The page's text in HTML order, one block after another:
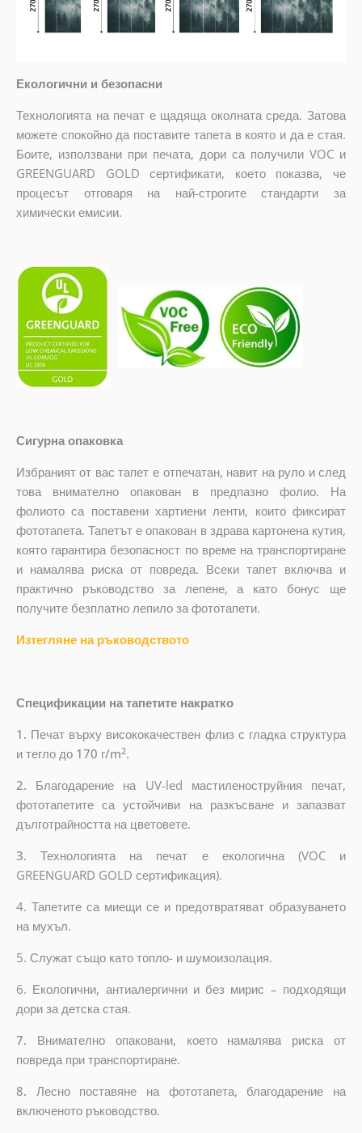
Екологични и безопасни
Технологията на печат е щадяща околната среда. Затова
можете спокойно да поставите тапета в която и да е стая.
Боите, използвани при печата, дори са получили VOC и
GREENGUARD GOLD сертификати, което показва, че
процесът отговаря на най-строгите стандарти за
химически емисии.
Сигурна опаковка
Избраният от вас тапет е отпечатан, навит на руло и след
това внимателно опакован в предпазно фолио. На
фолиото са поставени хартиени ленти, които фиксират
фототапета. Тапетът е опакован в здрава картонена кутия,
която гарантира безопасност по време на транспортиране
и намалява риска от повреда. Всеки тапет включва и
практично ръководство за лепене, а като бонус ще
получите безплатно лепило за фототапети.
Изтегляне на ръководството
Спецификации на тапетите накратко
1. Печат върху висококачествен флиз с гладка структура
и тегло до170 г/m2.
2. Благодарение на UV-led мастиленоструйния печат,
фототапетите са устойчиви на разкъсване и запазват
дълготрайността на цветовете.
3.Технологията на печат е екологична (VOC и
GREENGUARD GOLD сертификация).
4. Тапетите са миещи се и предотвратяват образуването
на мухъл.
5. Служат също като топло- и шумоизолация.
6. Екологични, антиалергични и без мирис – подходящи
дори за детска стая.
7. Внимателно опаковани, което намалява риска от
повреда при транспортиране.
8. Лесно поставяне на фототапета, благодарение на
включеното ръководство.